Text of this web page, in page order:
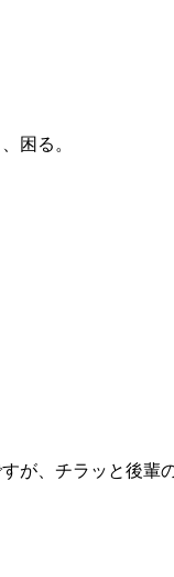
困る。
が、チラッと後輩